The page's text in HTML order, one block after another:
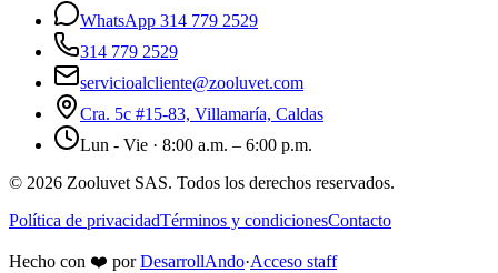
WhatsApp 314 779 2529
314 779 2529
servicioalcliente@zooluvet.com
Cra. 5c #15-83, Villamaría, Caldas
Lun - Vie · 8:00 a.m. – 6:00 p.m.
© 2026 Zooluvet SAS. Todos los derechos reservados.
Política de privacidadTérminos y condicionesContacto
Hecho con ❤️ por DesarrollAndo·Acceso staff